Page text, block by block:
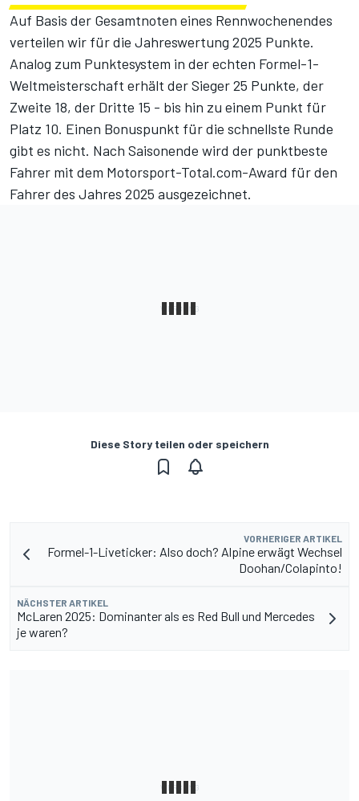
Auf Basis der Gesamtnoten eines Rennwochenendes
verteilen wir für die Jahreswertung 2025 Punkte.
Analog zum Punktesystem in der echten Formel-1-
Weltmeisterschaft erhält der Sieger 25 Punkte, der
Zweite 18, der Dritte 15 - bis hin zu einem Punkt für
Platz 10. Einen Bonuspunkt für die schnellste Runde
gibt es nicht. Nach Saisonende wird der punktbeste
Fahrer mit dem Motorsport-Total.com-Award für den
Fahrer des Jahres 2025 ausgezeichnet.
Diese Story teilen oder speichern
VORHERIGER ARTIKEL
Formel-1-Liveticker: Also doch? Alpine erwägt Wechsel
Doohan/Colapinto!
NÄCHSTER ARTIKEL
McLaren 2025: Dominanter als es Red Bull und Mercedes
je waren?